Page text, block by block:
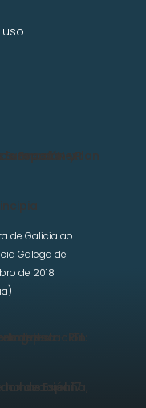
de Galicia ao
Galega de
de 2018